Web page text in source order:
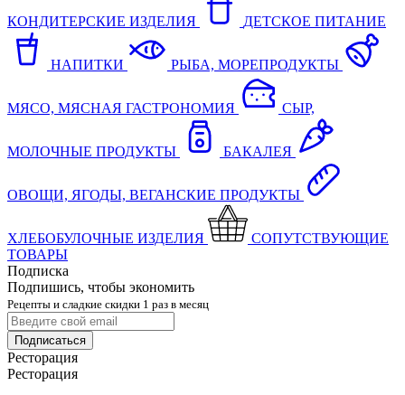
КОНДИТЕРСКИЕ ИЗДЕЛИЯ ДЕТСКОЕ ПИТАНИЕ
НАПИТКИ РЫБА, МОРЕПРОДУКТЫ
МЯСО, МЯСНАЯ ГАСТРОНОМИЯ СЫР,
МОЛОЧНЫЕ ПРОДУКТЫ БАКАЛЕЯ
ОВОЩИ, ЯГОДЫ, ВЕГАНСКИЕ ПРОДУКТЫ
ХЛЕБОБУЛОЧНЫЕ ИЗДЕЛИЯ
СОПУТСТВУЮЩИЕ
ТОВАРЫ
Подписка
Подпишись, чтобы экономить
Рецепты и сладкие скидки 1 раз в месяц
Подписаться
Ресторация
Ресторация